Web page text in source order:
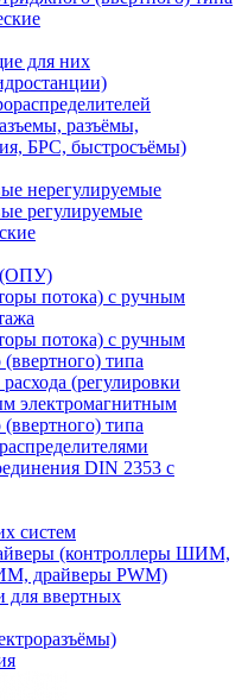
для них
разъёмы,
БРС, быстросъёмы)
нерегулируемые
регулируемые
(ОПУ)
потока) с ручным
потока) с ручным
типа
(регулировки
электромагнитным
типа
DIN 2353 с
систем
(контроллеры ШИМ,
драйверы PWM)
для ввертных